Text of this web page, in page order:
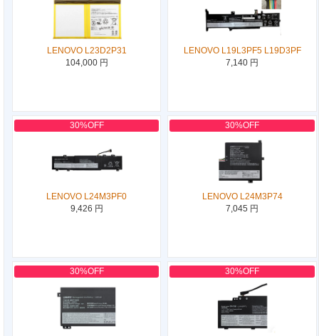
LENOVO L23D2P31
104,000 円
LENOVO L19L3PF5 L19D3PF
7,140 円
30%OFF
LENOVO L24M3PF0
9,426 円
30%OFF
LENOVO L24M3P74
7,045 円
30%OFF 30%OFF